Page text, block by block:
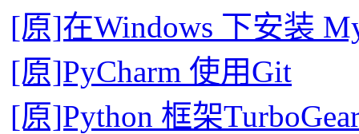
[原]在Windows 下安装
[原]PyCharm 使用Git
[原]Python 框架